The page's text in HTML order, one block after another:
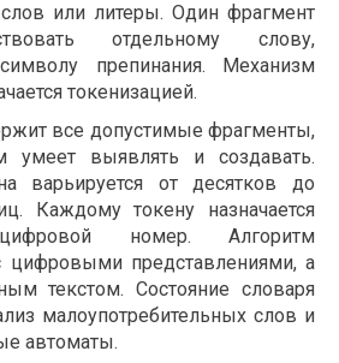
или литеры. Один фрагмент
отдельному слову,
препинания. Механизм
токенизацией.
все допустимые фрагменты,
умеет выявлять и создавать.
варьируется от десятков до
Каждому токену назначается
номер. Алгоритм
цифровыми представлениями, а
текстом. Состояние словаря
малоупотребительных слов и
автоматы.